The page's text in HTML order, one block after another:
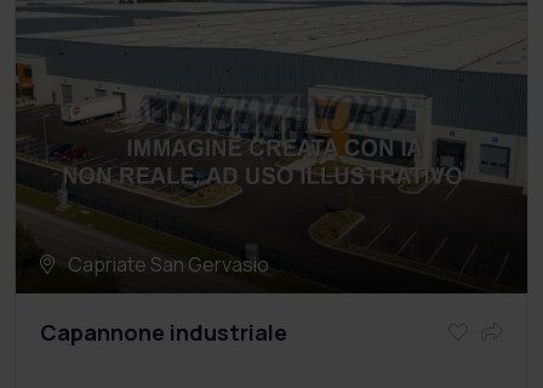
Capriate San Gervasio
Capannone industriale